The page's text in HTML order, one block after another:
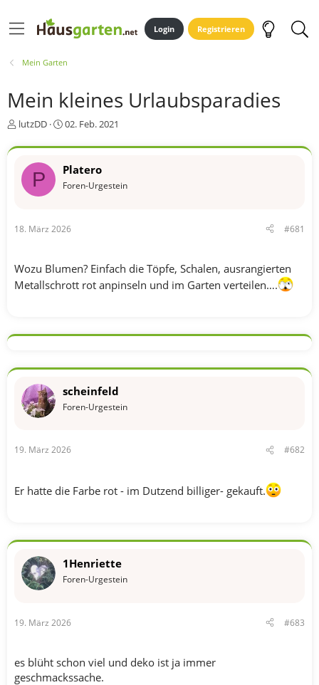
Login Registrieren
Mein Garten
Mein kleines Urlaubsparadies
E
s
e
r
lutzDD
E
s
e
l
a
02. Feb. 2021
P Platero
Foren-Urgestein
18. März 2026 #681
Wozu Blumen? Einfach die Töpfe, Schalen, ausrangierten
Metallschrott rot anpinseln und im Garten verteilen….
scheinfeld
Foren-Urgestein
19. März 2026 #682
Er hatte die Farbe rot - im Dutzend billiger- gekauft.
1Henriette
Foren-Urgestein
19. März 2026 #683
es blüht schon viel und deko ist ja immer
geschmackssache.